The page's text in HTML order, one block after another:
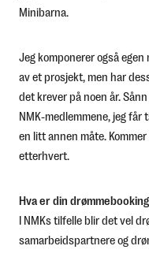
Minibarna.
Jeg komponerer også
av et prosjekt, men har
det krever på noen år.
NMK-medlemmene, jeg får
en litt annen måte.
etterhvert.
Hva er din
I NMKs tilfelle blir det vel
samarbeidspartnere og